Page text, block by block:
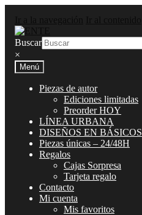
Buscar
×
Menú
Piezas de autor
Ediciones limitadas
Preorder HOY
LÍNEA URBANA
DISEÑOS EN BÁSICOS
Piezas únicas – 24/48H
Regalos
Cajas Sorpresa
Tarjeta regalo
Contacto
Mi cuenta
Mis favoritos